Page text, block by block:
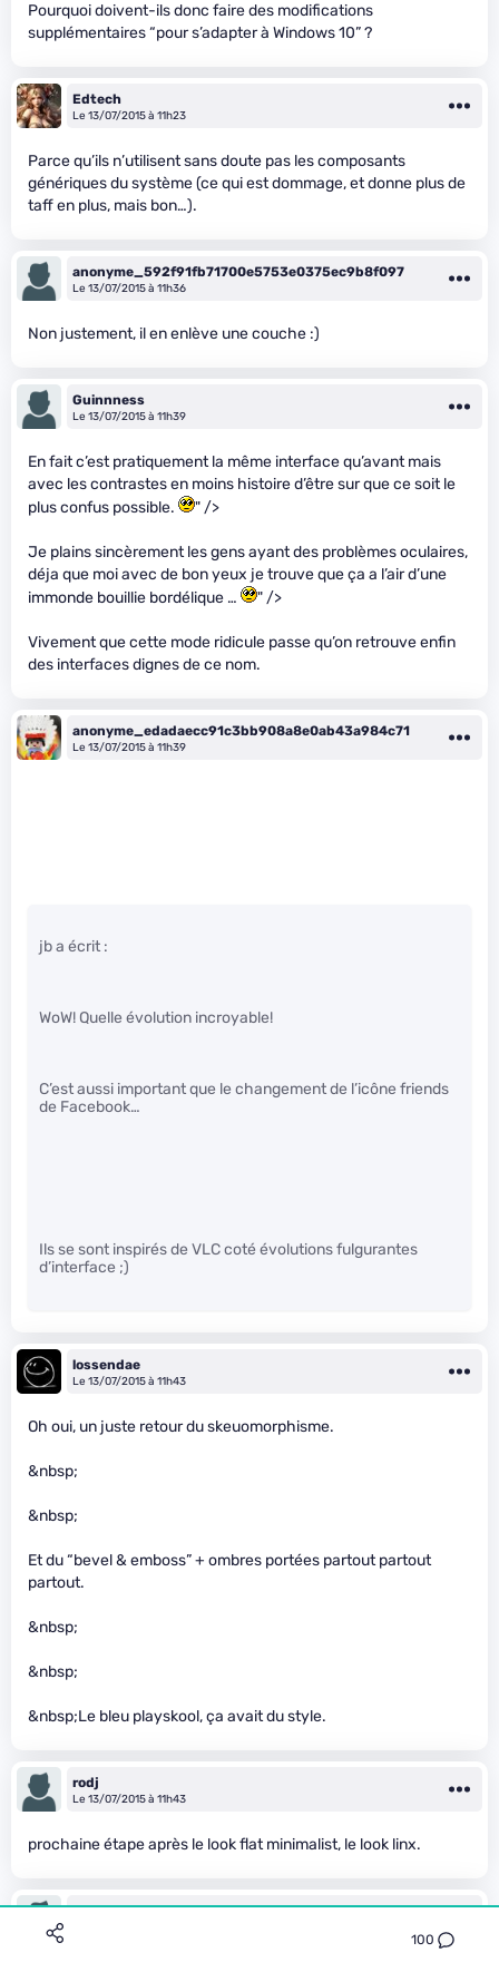
100
Pourquoi doivent-ils donc faire des modifications
supplémentaires “pour s’adapter à Windows 10” ?
Edtech
Le 13/07/2015 à 11h23
Parce qu’ils n’utilisent sans doute pas les composants
génériques du système (ce qui est dommage, et donne plus de
taff en plus, mais bon…).
anonyme_592f91fb71700e5753e0375ec9b8f097
Le 13/07/2015 à 11h36
Non justement, il en enlève une couche :)
Guinnness
Le 13/07/2015 à 11h39
En fait c’est pratiquement la même interface qu’avant mais
avec les contrastes en moins histoire d’être sur que ce soit le
plus confus possible.
" />
Je plains sincèrement les gens ayant des problèmes oculaires,
déja que moi avec de bon yeux je trouve que ça a l’air d’une
immonde bouillie bordélique …
" />
Vivement que cette mode ridicule passe qu’on retrouve enfin
des interfaces dignes de ce nom.
anonyme_edadaecc91c3bb908a8e0ab43a984c71
Le 13/07/2015 à 11h39
jb a écrit :
WoW! Quelle évolution incroyable!
C’est aussi important que le changement de l’icône friends
de Facebook…
Ils se sont inspirés de VLC coté évolutions fulgurantes
d’interface ;)
lossendae
Le 13/07/2015 à 11h43
Oh oui, un juste retour du skeuomorphisme.
&nbsp;
&nbsp;
Et du “bevel & emboss” + ombres portées partout partout
partout.
&nbsp;
&nbsp;
&nbsp;Le bleu playskool, ça avait du style.
rodj
Le 13/07/2015 à 11h43
prochaine étape après le look flat minimalist, le look linx.
rodj